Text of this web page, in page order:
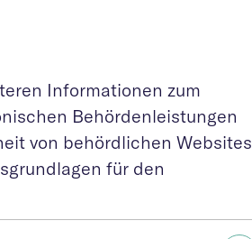
Informationen zum
Behördenleistungen
von behördlichen Websites
für den